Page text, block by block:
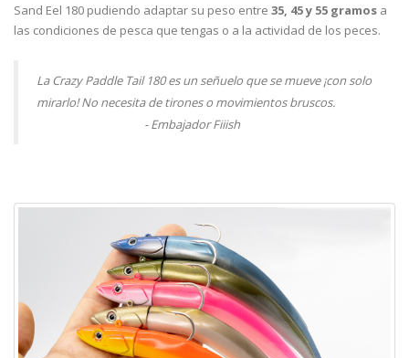
Sand Eel 180 pudiendo adaptar su peso entre 35, 45 y 55 gramos a
las condiciones de pesca que tengas o a la actividad de los peces.
La Crazy Paddle Tail 180 es un señuelo que se mueve ¡con solo
mirarlo! No necesita de tirones o movimientos bruscos.
- Embajador Fiiish